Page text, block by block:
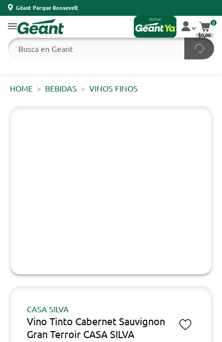
Géant Parque Roosevelt
0
$0,00
HOME BEBIDAS VINOS FINOS
CASA SILVA
Vino Tinto Cabernet Sauvignon
Gran Terroir CASA SILVA